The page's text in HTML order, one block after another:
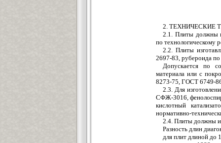
2. ТЕХНИЧЕСКИЕ
2.1. Плиты должны
по технологическому
2.2. Плиты
2697-83, рубероида
Допускается по
материала или с
8273-75, ГОСТ 6749-
2.3. Для
СФЖ-3016,
кислотный
нормативно-
2.4. Плиты должны
Разность длин
для плит длиной до